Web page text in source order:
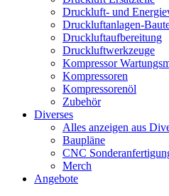
Druckluft- und
Druckluftanlagen-
Druckluftaufbereitung
Druckluftwerkzeuge
Kompressor
Kompressoren
Kompressorenöl
Zubehör
Diverses
Alles anzeigen aus
Baupläne
CNC
Merch
Angebote